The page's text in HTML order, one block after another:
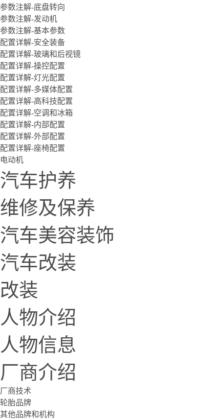
参数注解-底盘转向
参数注解-发动机
参数注解-基本参数
配置详解-安全装备
配置详解-玻璃和后视镜
配置详解-操控配置
配置详解-灯光配置
配置详解-多媒体配置
配置详解-高科技配置
配置详解-空调和冰箱
配置详解-内部配置
配置详解-外部配置
配置详解-座椅配置
电动机
汽车护养
维修及保养
汽车美容装饰
汽车改装
改装
人物介绍
人物信息
厂商介绍
厂商技术
轮胎品牌
其他品牌和机构